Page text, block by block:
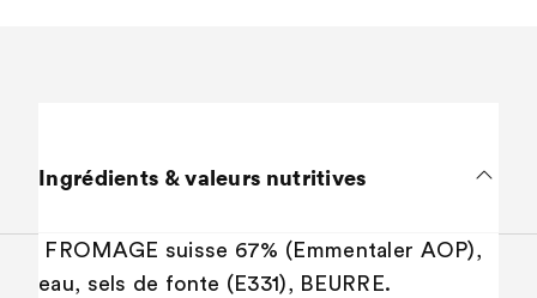
Ingrédients & valeurs nutritives
FROMAGE suisse 67% (Emmentaler AOP),
eau, sels de fonte (E331), BEURRE.